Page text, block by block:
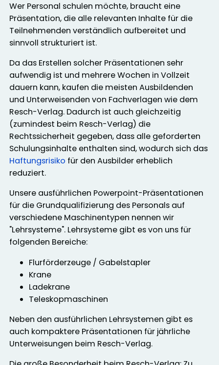
Wer Personal schulen möchte, braucht eine
Präsentation, die alle relevanten Inhalte für die
Teilnehmenden verständlich aufbereitet und
sinnvoll strukturiert ist.
Da das Erstellen solcher Präsentationen sehr
aufwendig ist und mehrere Wochen in Vollzeit
dauern kann, kaufen die meisten Ausbildenden
und Unterweisenden von Fachverlagen wie dem
Resch-Verlag. Dadurch ist auch gleichzeitig
(zumindest beim Resch-Verlag) die
Rechtssicherheit gegeben, dass alle geforderten
Schulungsinhalte enthalten sind, wodurch sich das
Haftungsrisiko für den Ausbilder erheblich
reduziert.
Unsere ausführlichen Powerpoint-Präsentationen
für die Grundqualifizierung des Personals auf
verschiedene Maschinentypen nennen wir
"Lehrsysteme". Lehrsysteme gibt es von uns für
folgenden Bereiche:
Flurförderzeuge / Gabelstapler
Krane
Ladekrane
Teleskopmaschinen
Neben den ausführlichen Lehrsystemen gibt es
auch kompaktere Präsentationen für jährliche
Unterweisungen beim Resch-Verlag.